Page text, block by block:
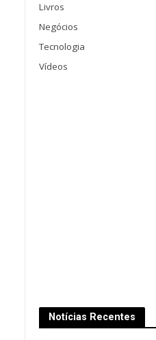
Livros
Negócios
Tecnologia
Vídeos
Notícias Recentes